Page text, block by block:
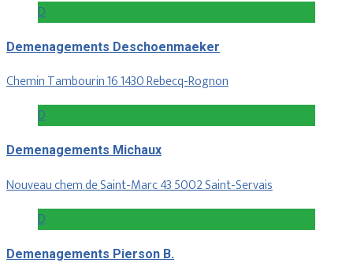
D
Demenagements Deschoenmaeker
Chemin Tambourin 16 1430 Rebecq-Rognon
D
Demenagements Michaux
Nouveau chem de Saint-Marc 43 5002 Saint-Servais
D
Demenagements Pierson B.